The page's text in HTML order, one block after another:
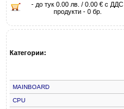
- до тук 0.00 лв. / 0.00 € с ДДС
продукти - 0 бр.
Категории:
MAINBOARD
CPU